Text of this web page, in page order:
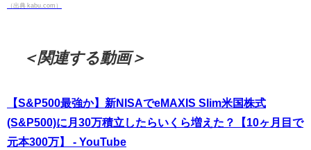
（出典 kabu.com）
＜関連する動画＞
【S&P500最強か】新NISAでeMAXIS Slim米国株式
(S&P500)に月30万積立したらいくら増えた？【10ヶ月目で
元本300万】 - YouTube